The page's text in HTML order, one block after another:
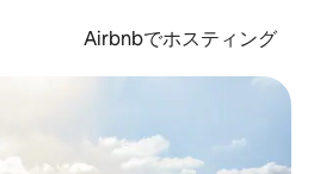
Airbnbでホスティング